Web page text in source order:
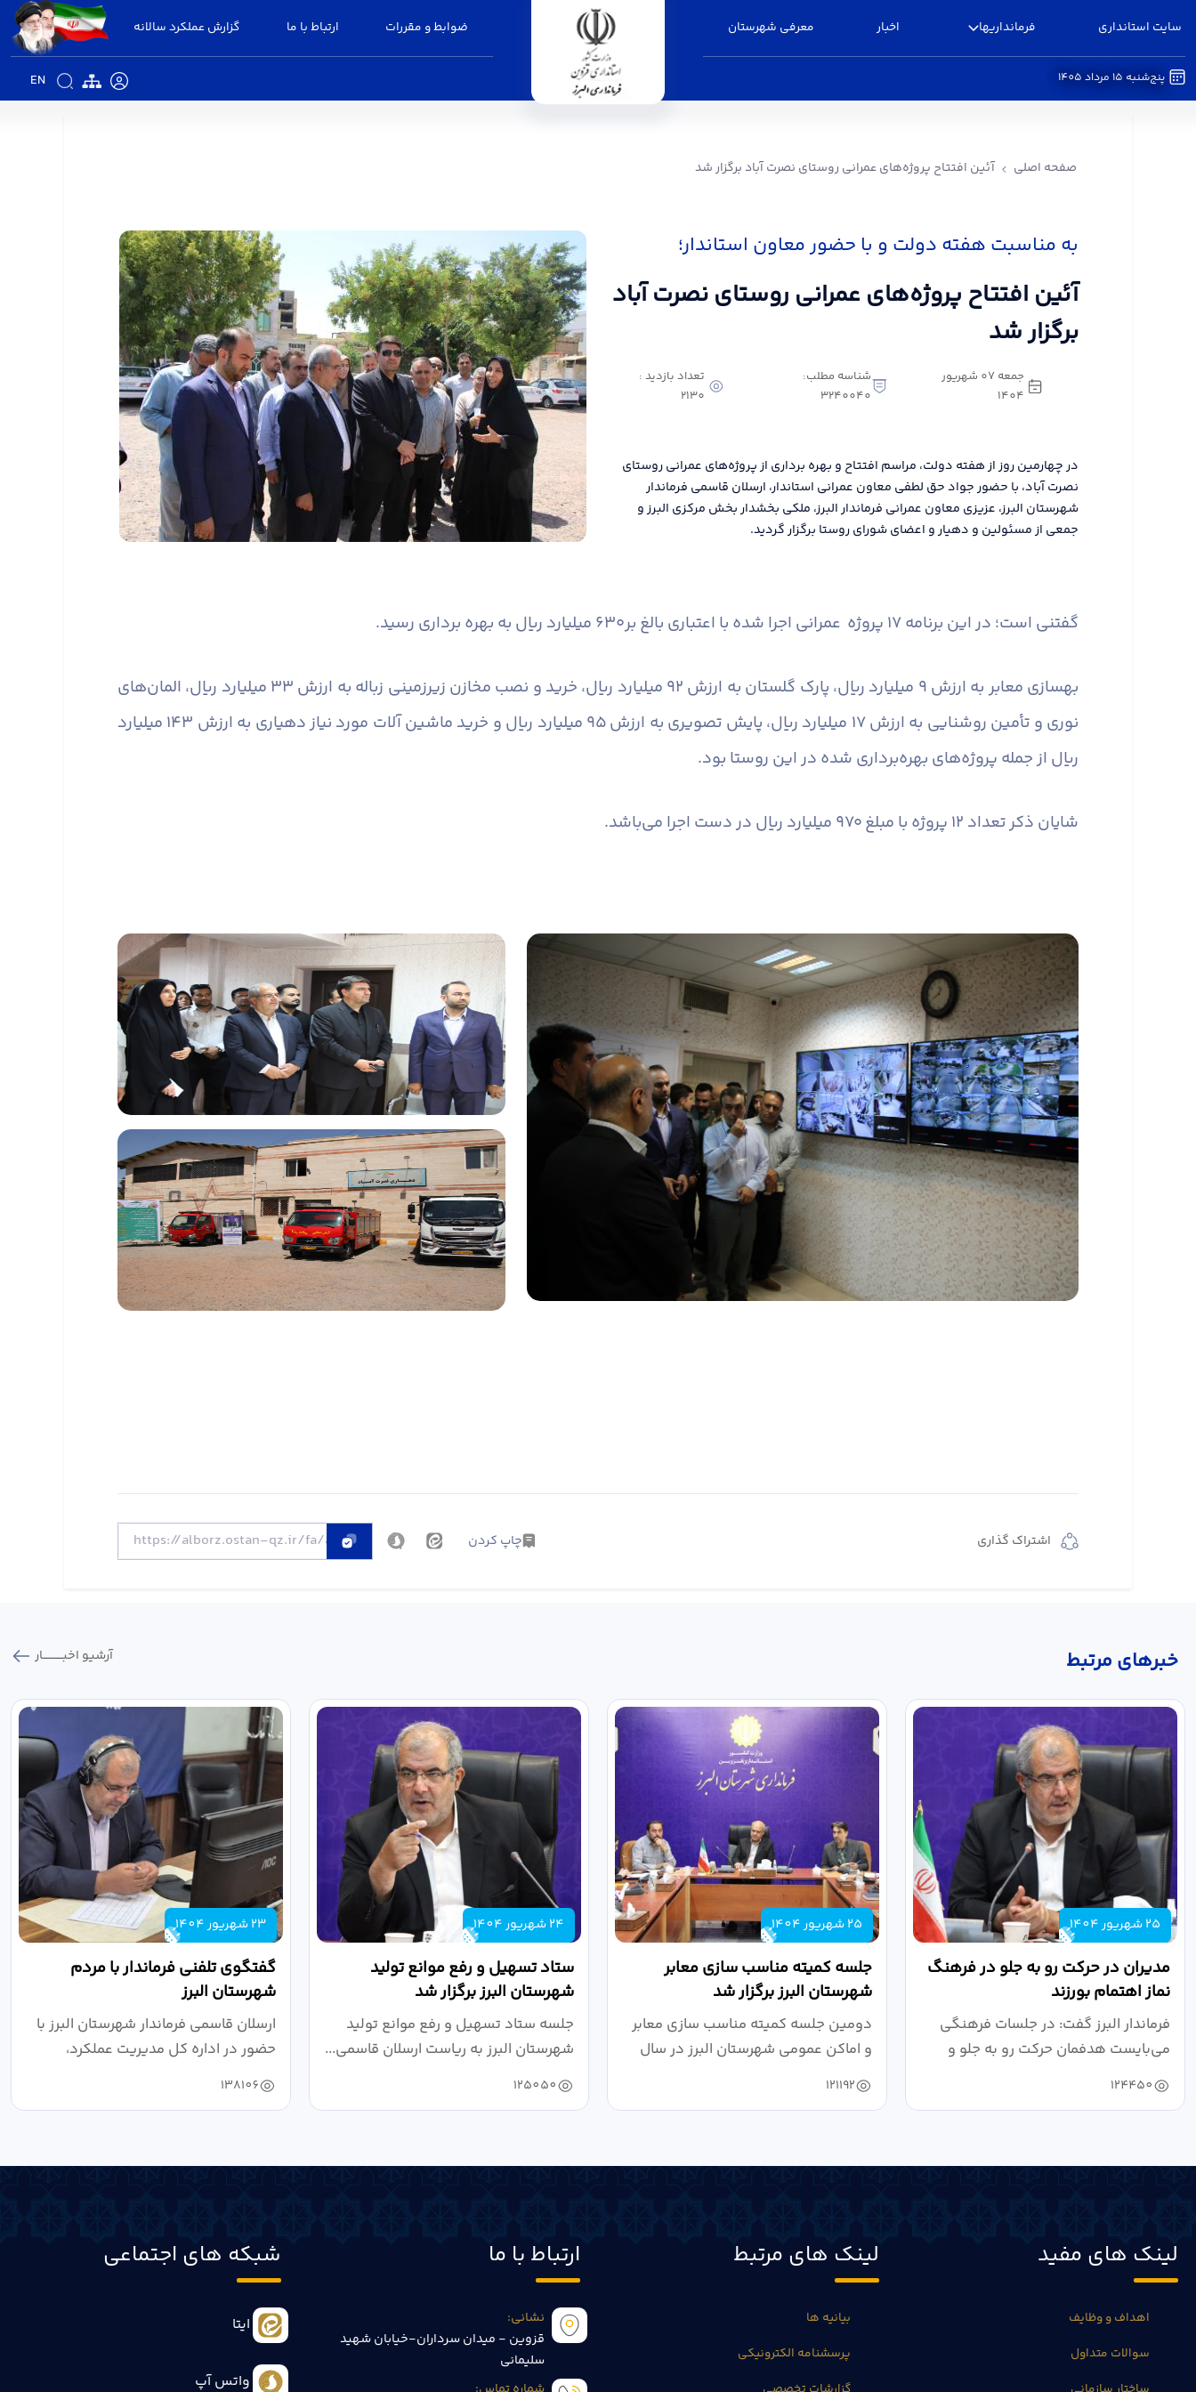
سایت استانداری فرمانداریها اخبار معرفی شهرستان ضوابط و مقررات ارتباط با ما گزارش عملکرد سالانه
EN پنج‌شنبه 15 مرداد 1405
صفحه اصلی آئین افتتاح پروژه‌های عمرانی روستای نصرت آباد برگزار شد
به مناسبت هفته دولت و با حضور معاون استاندار؛
آئین افتتاح پروژه‌های عمرانی روستای نصرت آباد
برگزار شد
جمعه 07 شهریور
1404
شناسه مطلب:
3240040
تعداد بازدید :
2130
در چهارمین روز از هفته دولت، مراسم افتتاح و بهره برداری از پروژه‌های عمرانی روستای
نصرت آباد، با حضور جواد حق لطفی معاون عمرانی استاندار، ارسلان قاسمی فرماندار
شهرستان البرز، عزیزی معاون عمرانی فرماندار البرز، ملکی بخشدار بخش مرکزی البرز و
جمعی از مسئولین و دهیار و اعضای شورای روستا برگزار گردید.
گفتنی است؛ در این برنامه ۱۷ پروژه عمرانی اجرا شده با اعتباری بالغ بر۶۳۰ میلیارد ریال به بهره برداری رسید.
بهسازی معابر به ارزش ۹ میلیارد ریال، پارک گلستان به ارزش ۹۲ میلیارد ریال، خرید و نصب مخازن زیرزمینی زباله به ارزش ۳۳ میلیارد ریال، المان‌های
نوری و تأمین روشنایی به ارزش ۱۷ میلیارد ریال، پایش تصویری به ارزش ۹۵ میلیارد ریال و خرید ماشین ‌آلات مورد نیاز دهیاری به ارزش ۱۴۳ میلیارد
ریال از جمله پروژه‌های بهره‌برداری شده در این روستا بود.
شایان ذکر تعداد ۱۲ پروژه با مبلغ ۹۷۰ میلیارد ریال در دست اجرا می‌باشد.
اشتراک گذاری چاپ کردن
خبر‌های مرتبط آرشیو اخبـــــــــــار
25 شهریور 1404
مدیران در حرکت رو به جلو در فرهنگ
نماز اهتمام بورزند
فرماندار البرز گفت: در جلسات فرهنگی
می‌بایست هدفمان حرکت رو به جلو و
دستیابی...
124450
25 شهریور 1404
جلسه کمیته مناسب سازی معابر
شهرستان البرز برگزار شد
دومین جلسه کمیته مناسب سازی معابر
و اماکن عمومی شهرستان البرز در سال
۱۴۰۴ به...
121192
24 شهریور 1404
ستاد تسهیل و رفع موانع تولید
شهرستان البرز برگزار شد
جلسه ستاد تسهیل و رفع موانع تولید
شهرستان البرز به ریاست ارسلان قاسمی...
125050
23 شهریور 1404
گفتگوی تلفنی فرماندار با مردم
شهرستان البرز
ارسلان قاسمی فرماندار شهرستان البرز با
حضور در اداره کل مدیریت عملکرد،
بازرسی...
138106
لینک های مفید
اهداف و وظایف
سوالات متداول
لینک های مرتبط
بیانیه ها
پرسشنامه الکترونیکی
ارتباط با ما
نشانی:
قزوین - میدان سرداران-خیابان شهید
سلیمانی
شبکه های اجتماعی
ایتا
واتس آپ